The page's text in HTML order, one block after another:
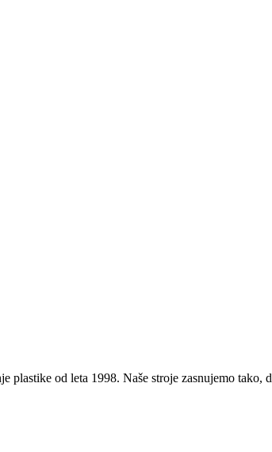
od leta 1998. Naše stroje zasnujemo tako,